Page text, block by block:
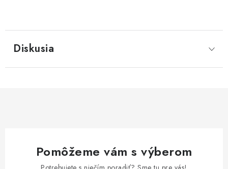
Diskusia
Pomôžeme vám s výberom